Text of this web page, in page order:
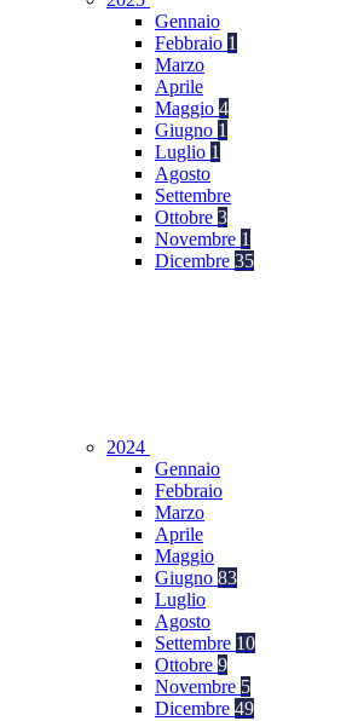
Gennaio
Febbraio 1
Marzo
Aprile
Maggio 4
Giugno 1
Luglio 1
Agosto
Settembre
Ottobre 3
Novembre 1
Dicembre 35
2024
Gennaio
Febbraio
Marzo
Aprile
Maggio
Giugno 83
Luglio
Agosto
Settembre 10
Ottobre 9
Novembre 5
Dicembre 49